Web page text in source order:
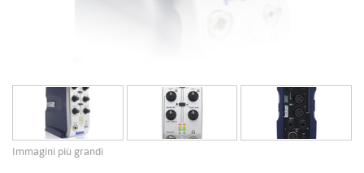
Immagini più grandi